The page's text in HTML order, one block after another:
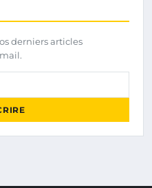
derniers articles